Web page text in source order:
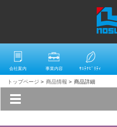
会社案内 事業内容 ｻｽﾃﾅﾋﾞﾘﾃｨ
トップページ > 商品情報 > 商品詳細